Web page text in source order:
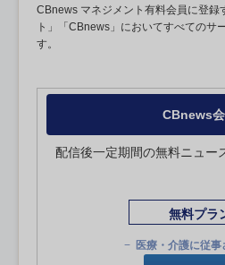
CBnews マネジメント有料会員に登録
ト」「CBnews」においてすべてのサ
す。
CBnews
配信後一定期間の無料ニュー
無料プラ
医療・介護に従事